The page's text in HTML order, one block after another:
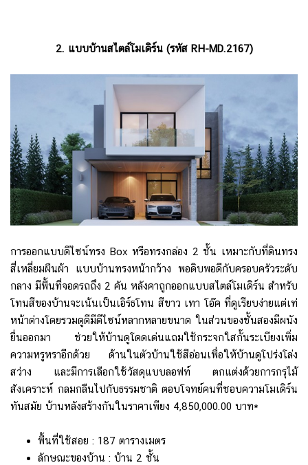
2. แบบบ้านสไตล์โมเดิร์น (รหัส RH-MD.2167)
การออกแบบดีไซน์ทรง Box หรือทรงกล่อง 2 ชั้น เหมาะกับที่ดินทรง
สี่เหลี่ยมผืนผ้า แบบบ้านทรงหน้ากว้าง พอดิบพอดีกับครอบครัวระดับ
กลาง มีพื้นที่จอดรถถึง 2 คัน หลังคาถูกออกแบบสไตล์โมเดิร์น สำหรับ
โทนสีของบ้านจะเน้นเป็นเอิร์ธโทน สีขาว เทา โอ๊ค ที่ดูเรียบง่ายแต่เท่
หน้าต่างโดยรวมดูดีมีดีไซน์หลากหลายขนาด ในส่วนของชั้นสองมีผนัง
ยื่นออกมา ช่วยให้บ้านดูโดดเด่นแถมใช้กระจกใสกั้นระเบียงเพิ่ม
ความหรูหราอีกด้วย ด้านในตัวบ้านใช้สีอ่อนเพื่อให้บ้านดูโปร่งโล่ง
สว่าง และมีการเลือกใช้วัสดุแบบลอฟท์ ตกแต่งด้วยการกรุไม้
สังเคราะห์ กลมกลืนไปกับธรรมชาติ ตอบโจทย์คนที่ชอบความโมเดิร์น
ทันสมัย บ้านหลังสร้างกันในราคาเพียง 4,850,000.00 บาท*
พื้นที่ใช้สอย : 187 ตารางเมตร
ลักษณะของบ้าน : บ้าน 2 ชั้น